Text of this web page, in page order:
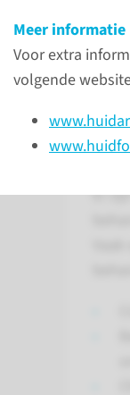
Meer informatie
Voor extra
volgende
Er